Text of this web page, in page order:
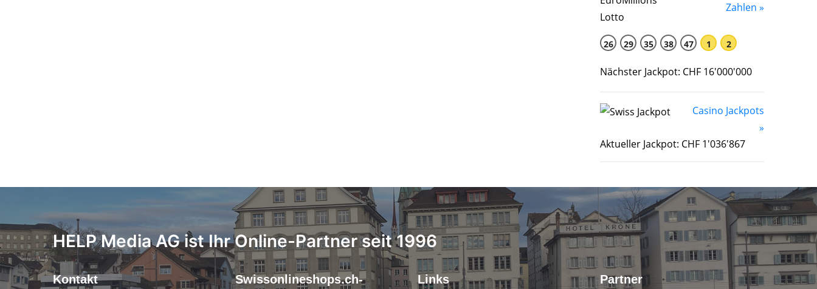
Zahlen »
26 29 35 38 47 1 2
Nächster Jackpot: CHF 16'000'000
Casino Jackpots
»
Aktueller Jackpot: CHF 1'036'867
HELP Media AG ist Ihr Online-Partner seit 1996
Kontakt Swissonlineshops.ch- Links Partner